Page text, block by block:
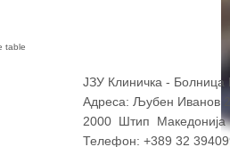
ЈЗУ Клиничка - Болница
Адреса: Љубен Иванов
2000 Штип Македонија
Телефон: +389 32